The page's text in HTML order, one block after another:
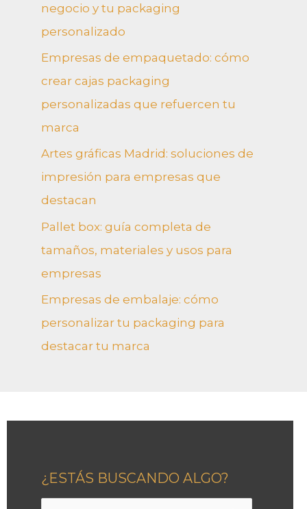
negocio y tu packaging
personalizado
Empresas de empaquetado: cómo
crear cajas packaging
personalizadas que refuercen tu
marca
Artes gráficas Madrid: soluciones de
impresión para empresas que
destacan
Pallet box: guía completa de
tamaños, materiales y usos para
empresas
Empresas de embalaje: cómo
personalizar tu packaging para
destacar tu marca
¿ESTÁS BUSCANDO ALGO?